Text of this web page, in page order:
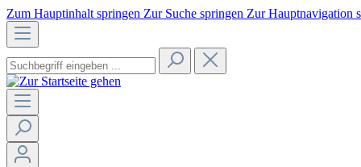
Zum Hauptinhalt springen Zur Suche springen Zur Hauptnavigation